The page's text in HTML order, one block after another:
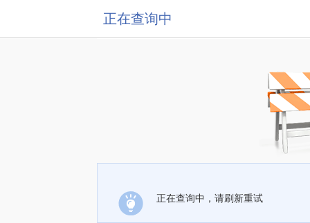
正在查询中
正在查询中，请刷新重试